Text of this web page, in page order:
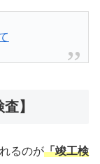
】
るのが「竣工検